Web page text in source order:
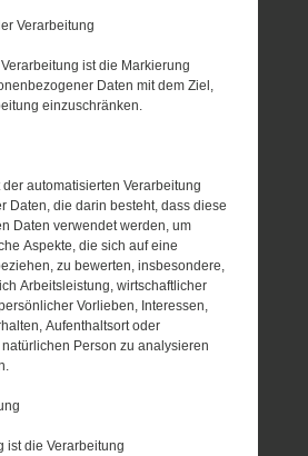
Verarbeitung
ist die Markierung
Daten mit dem Ziel,
einzuschränken.
automatisierten Verarbeitung
Daten, die darin besteht, dass diese
Daten verwendet werden, um
Aspekte, die sich auf eine
zu bewerten, insbesondere,
Arbeitsleistung, wirtschaftlicher
Vorlieben, Interessen,
Aufenthaltsort oder
Person zu analysieren
ist die Verarbeitung